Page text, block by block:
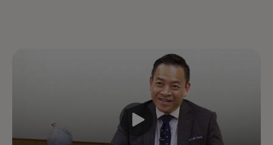
활용하여 라이프사이클 전반의 모든
상호작용을 개선함으로써 성장과
고객 생애 가치를 증대하세요.